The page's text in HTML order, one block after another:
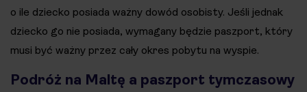
o ile dziecko posiada ważny dowód osobisty. Jeśli jednak
dziecko go nie posiada, wymagany będzie paszport, który
musi być ważny przez cały okres pobytu na wyspie.
Podróż na Maltę a paszport tymczasowy